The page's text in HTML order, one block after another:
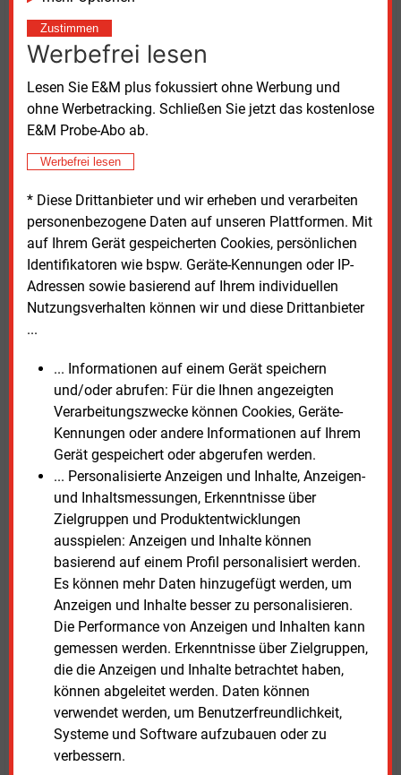
Zustimmen
Werbefrei lesen
Lesen Sie E&M plus fokussiert ohne Werbung und
ohne Werbetracking. Schließen Sie jetzt das kostenlose
E&M Probe-Abo ab.
Werbefrei lesen
* Diese Drittanbieter und wir erheben und verarbeiten
personenbezogene Daten auf unseren Plattformen. Mit
auf Ihrem Gerät gespeicherten Cookies, persönlichen
Identifikatoren wie bspw. Geräte-Kennungen oder IP-
Adressen sowie basierend auf Ihrem individuellen
Nutzungsverhalten können wir und diese Drittanbieter
...
... Informationen auf einem Gerät speichern
und/oder abrufen: Für die Ihnen angezeigten
Verarbeitungszwecke können Cookies, Geräte-
Kennungen oder andere Informationen auf Ihrem
Gerät gespeichert oder abgerufen werden.
... Personalisierte Anzeigen und Inhalte, Anzeigen-
und Inhaltsmessungen, Erkenntnisse über
Zielgruppen und Produktentwicklungen
ausspielen: Anzeigen und Inhalte können
basierend auf einem Profil personalisiert werden.
Es können mehr Daten hinzugefügt werden, um
Anzeigen und Inhalte besser zu personalisieren.
Die Performance von Anzeigen und Inhalten kann
gemessen werden. Erkenntnisse über Zielgruppen,
die die Anzeigen und Inhalte betrachtet haben,
können abgeleitet werden. Daten können
verwendet werden, um Benutzerfreundlichkeit,
Systeme und Software aufzubauen oder zu
verbessern.
Schließlich investieren die europäischen Verbraucher
für elektrische Geräte oder Fahrzeuge.
so viel für ihre Energieversorgung wie andere Länder
Prozent, während der globale Durchschnitt bei 3
Prozent liegt.
Auch bei der Aufteilung ihrer Investitionen
unterscheidet sich die EU deutlich vom Rest der Welt.
Im globalen Durchschnitt wird am meisten in die
Versorgung mit fossilen Brennstoffen (29
Prozent), emissionsarmer Stromerzeugung
Prozent) und der Netzinfrastruktur einschließlich
Speicher (19 Prozent). Die Europäer investieren
dagegen vor allem in Endgeräte (38 Prozent), in
Netze und Speicher (28 Prozent) und eine
emissionsarme Stromerzeugung (26 Prozent). Auf
eine sichere Versorgung mit fossilen Brennstoffen
entfallen nur 5 Prozent der Investitionen.
Global liegen die fossilen Brennstoffe dagegen im
Trend, vor allem Erdgas. In diesem Jahr erwartet die
IEA Investitionen von 860 Milliarden Euro um Kohle-,
Öl- und Erdgasvorkommen zu erschließen, zu warten
oder zu modernisieren, drei Prozent mehr als 2025.
Eine Ursache dafür sei das rasante Wachstum der
künstlichen Intelligenz. In den Vereinigten Staaten
werden für die Versorgung der Rechenzentren vor
allem Gaskraftwerke gebaut. In Europa erwartet die
IEA 2030 eine zusätzliche Stromnachfrage durch